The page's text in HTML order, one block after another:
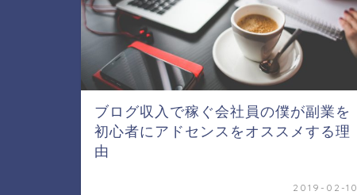
ブログ収入で稼ぐ会社員の僕が副業を
初心者にアドセンスをオススメする理
由
2019-02-10